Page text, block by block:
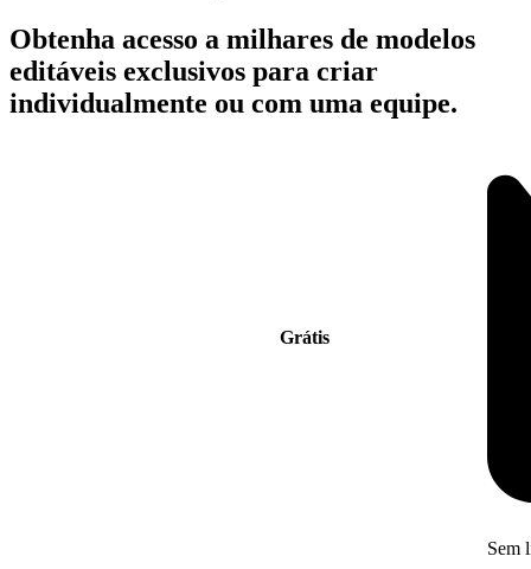
Obtenha acesso a milhares de modelos
editáveis exclusivos para criar
individualmente ou com uma equipe.
Grátis
Sem